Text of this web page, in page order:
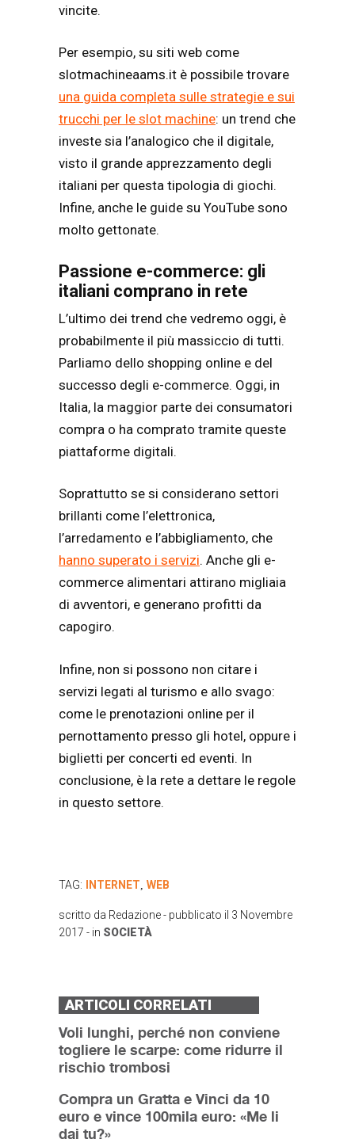
vincite.
Per esempio, su siti web come
slotmachineaams.it è possibile trovare
una guida completa sulle strategie e sui
trucchi per le slot machine: un trend che
investe sia l’analogico che il digitale,
visto il grande apprezzamento degli
italiani per questa tipologia di giochi.
Infine, anche le guide su YouTube sono
molto gettonate.
Passione e-commerce: gli
italiani comprano in rete
L’ultimo dei trend che vedremo oggi, è
probabilmente il più massiccio di tutti.
Parliamo dello shopping online e del
successo degli e-commerce. Oggi, in
Italia, la maggior parte dei consumatori
compra o ha comprato tramite queste
piattaforme digitali.
Soprattutto se si considerano settori
brillanti come l’elettronica,
l’arredamento e l’abbigliamento, che
hanno superato i servizi. Anche gli e-
commerce alimentari attirano migliaia
di avventori, e generano profitti da
capogiro.
Infine, non si possono non citare i
servizi legati al turismo e allo svago:
come le prenotazioni online per il
pernottamento presso gli hotel, oppure i
biglietti per concerti ed eventi. In
conclusione, è la rete a dettare le regole
in questo settore.
TAG: INTERNET WEB
scritto da Redazione- pubblicato il 3 Novembre
2017 - in SOCIETÀ
ARTICOLI CORRELATI
Voli lunghi, perché non conviene
togliere le scarpe: come ridurre il
rischio trombosi
Compra un Gratta e Vinci da 10
euro e vince 100mila euro: «Me li
dai tu?»